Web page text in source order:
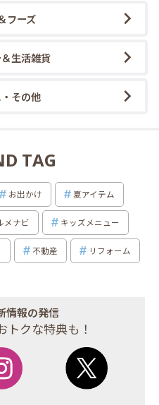
フーズ
生活雑貨
その他
TAG
お出かけ 夏アイテム
メナビ キッズメニュー
不動産 リフォーム
情報の発信
トクな特典も！